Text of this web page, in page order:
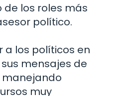
de los roles más
político.
a los políticos en
mensajes de
muy